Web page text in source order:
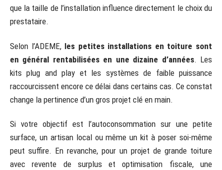
que la taille de l’installation influence directement le choix du
prestataire.
Selon l’ADEME, les petites installations en toiture sont
en général rentabilisées en une dizaine d’années. Les
kits plug and play et les systèmes de faible puissance
raccourcissent encore ce délai dans certains cas. Ce constat
change la pertinence d’un gros projet clé en main.
Si votre objectif est l’autoconsommation sur une petite
surface, un artisan local ou même un kit à poser soi-même
peut suffire. En revanche, pour un projet de grande toiture
avec revente de surplus et optimisation fiscale, une